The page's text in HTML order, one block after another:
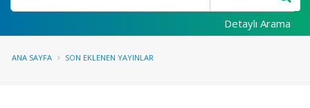
Detaylı Arama
ANA SAYFA SON EKLENEN YAYINLAR